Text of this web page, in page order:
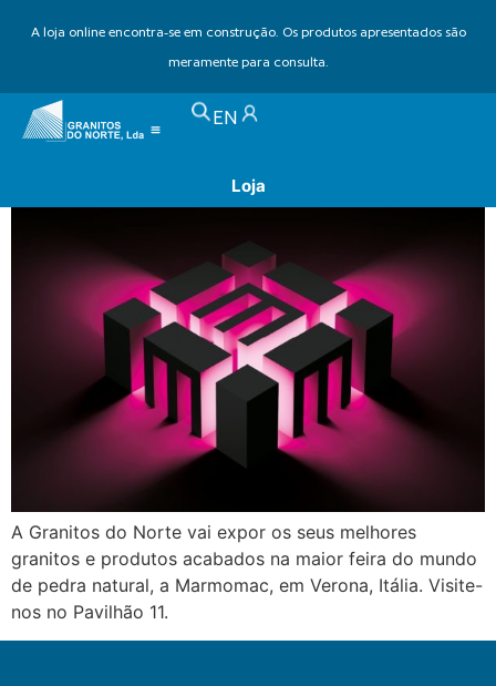
A loja online encontra-se em construção. Os produtos apresentados são
meramente para consulta.
EN
Loja
Granitos do Norte expõe na
Marmomac 2025
A Granitos do Norte vai expor os seus melhores
granitos e produtos acabados na maior feira do mundo
de pedra natural, a Marmomac, em Verona, Itália. Visite-
nos no Pavilhão 11.